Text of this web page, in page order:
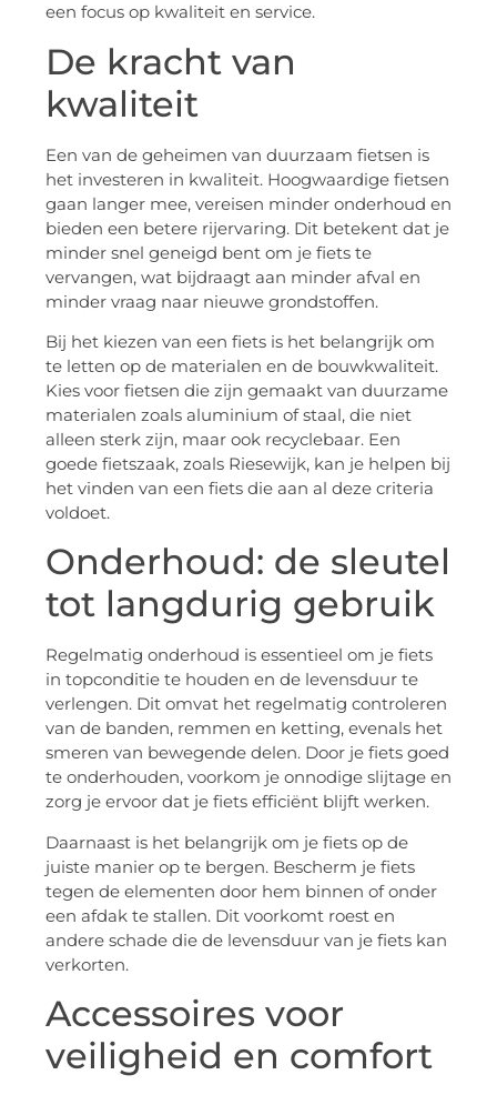
een focus op kwaliteit en service.
De kracht van
kwaliteit
Een van de geheimen van duurzaam fietsen is
het investeren in kwaliteit. Hoogwaardige fietsen
gaan langer mee, vereisen minder onderhoud en
bieden een betere rijervaring. Dit betekent dat je
minder snel geneigd bent om je fiets te
vervangen, wat bijdraagt aan minder afval en
minder vraag naar nieuwe grondstoffen.
Bij het kiezen van een fiets is het belangrijk om
te letten op de materialen en de bouwkwaliteit.
Kies voor fietsen die zijn gemaakt van duurzame
materialen zoals aluminium of staal, die niet
alleen sterk zijn, maar ook recyclebaar. Een
goede fietszaak, zoals Riesewijk, kan je helpen bij
het vinden van een fiets die aan al deze criteria
voldoet.
Onderhoud: de sleutel
tot langdurig gebruik
Regelmatig onderhoud is essentieel om je fiets
in topconditie te houden en de levensduur te
verlengen. Dit omvat het regelmatig controleren
van de banden, remmen en ketting, evenals het
smeren van bewegende delen. Door je fiets goed
te onderhouden, voorkom je onnodige slijtage en
zorg je ervoor dat je fiets efficiënt blijft werken.
Daarnaast is het belangrijk om je fiets op de
juiste manier op te bergen. Bescherm je fiets
tegen de elementen door hem binnen of onder
een afdak te stallen. Dit voorkomt roest en
andere schade die de levensduur van je fiets kan
verkorten.
Accessoires voor
veiligheid en comfort